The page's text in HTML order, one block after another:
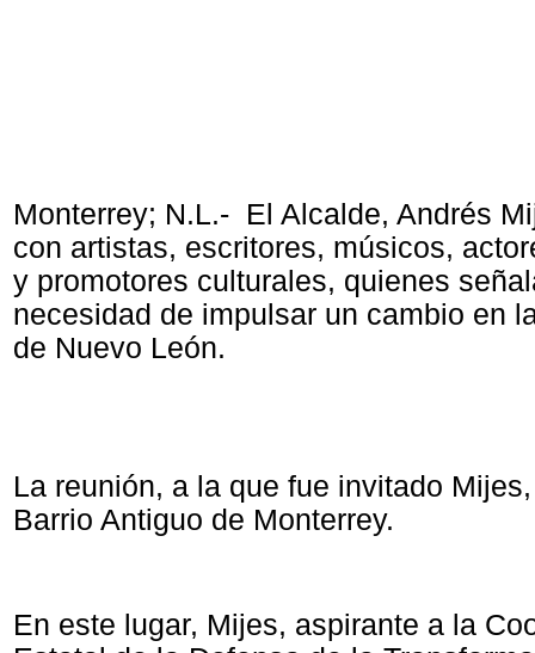
Monterrey; N.L.- El Alcalde, Andrés
con artistas, escritores, músicos,
y promotores culturales, quienes
necesidad de impulsar un cambio en
de Nuevo León.
La reunión, a la que fue invitado
Barrio Antiguo de Monterrey.
En este lugar, Mijes, aspirante a la